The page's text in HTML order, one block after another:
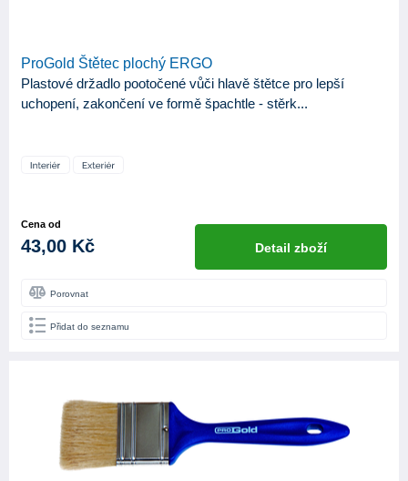
ProGold Štětec plochý ERGO
Plastové držadlo pootočené vůči hlavě štětce pro lepší
uchopení, zakončení ve formě špachtle - stěrk...
Cena od
43,00 Kč Detail zboží
Porovnat
Přidat do seznamu